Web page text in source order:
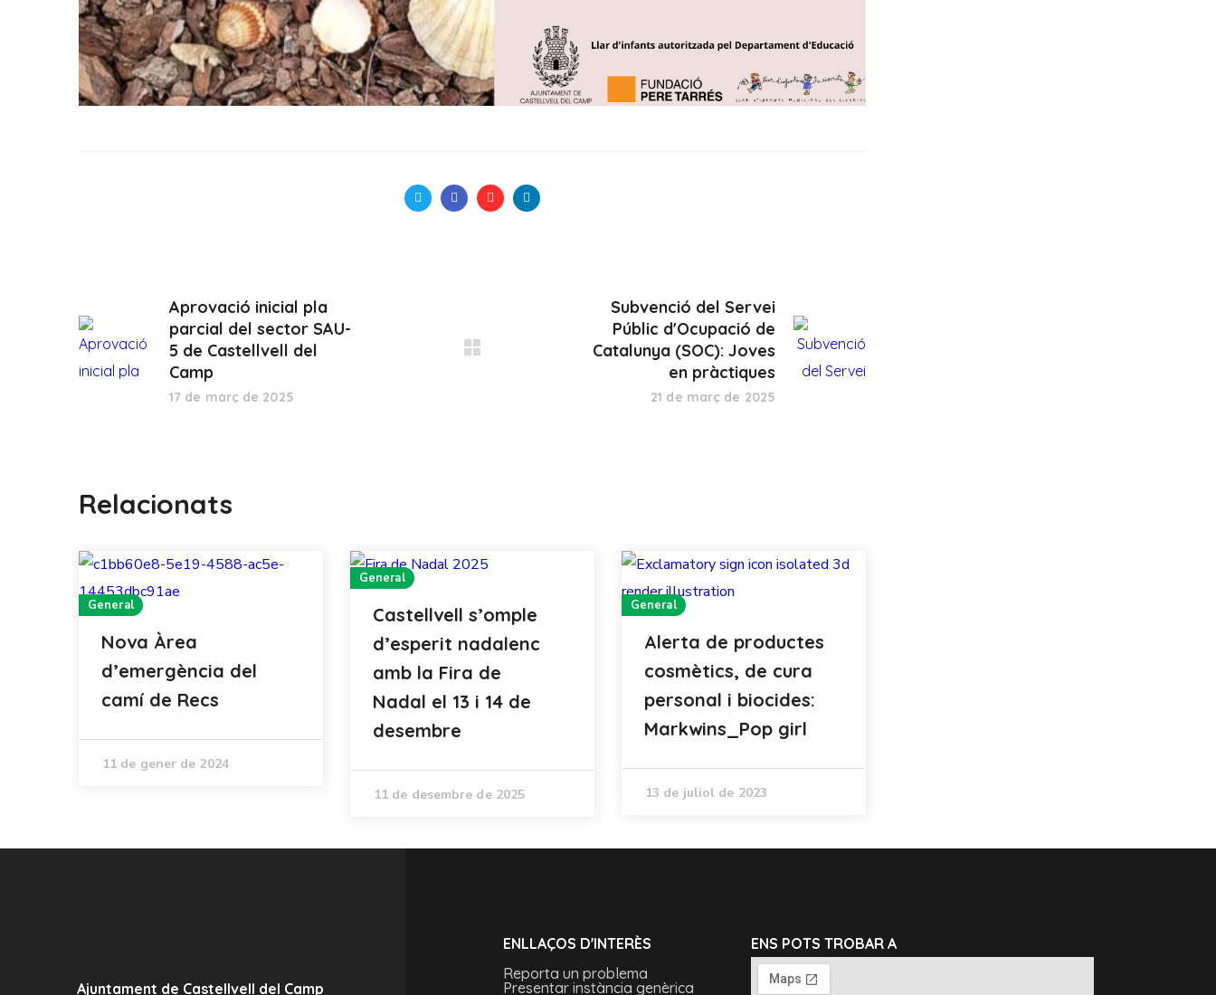
Aprovació inicial pla
parcial del sector SAU-
5 de Castellvell del
Camp
17 de març de 2025
Subvenció del Servei
Públic d'Ocupació de
Catalunya (SOC): Joves
en pràctiques
21 de març de 2025
Relacionats
General
Nova Àrea
d’emergència del
camí de Recs
11 de gener de 2024
General
Castellvell s’omple
d’esperit nadalenc
amb la Fira de
Nadal el 13 i 14 de
desembre
11 de desembre de 2025
General
Alerta de productes
cosmètics, de cura
personal i biocides:
Markwins_Pop girl
13 de juliol de 2023
Ajuntament de Castellvell del Camp
ENLLAÇOS D'INTERÈS
Reporta un problema
Presentar instància genèrica
ENS POTS TROBAR A